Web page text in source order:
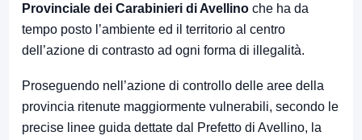
Provinciale dei Carabinieri di Avellino che ha da
tempo posto l’ambiente ed il territorio al centro
dell’azione di contrasto ad ogni forma di illegalità.
Proseguendo nell’azione di controllo delle aree della
provincia ritenute maggiormente vulnerabili, secondo le
precise linee guida dettate dal Prefetto di Avellino, la